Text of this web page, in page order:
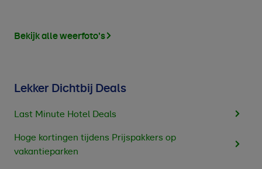
Bekijk alle weerfoto's
Lekker Dichtbij Deals
Last Minute Hotel Deals
Hoge kortingen tijdens Prijspakkers op
vakantieparken